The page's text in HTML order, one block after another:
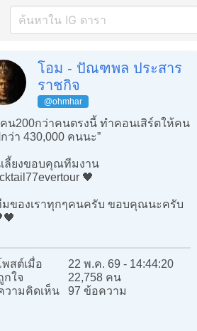
โอม - ปัณฑพล ประสาร
ราชกิจ
@ohmhar
คน200กว่าคนตรงนี้ ทำคอนเสิร์ตให้คน
ว่า 430,000 คนนะ”
เลี้ยงขอบคุณทีมงาน
🖤
มของเราทุกๆคนครับ ขอบคุณนะครับ
พสต์เมื่อ
22 พ.ค. 69 - 14:44:20
กใจ
22,758 คน
วามคิดเห็น
97 ข้อความ